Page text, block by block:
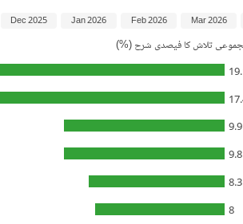
تلاش کا فیصدی شرح (%)
9.9
9.8
8.3
8
Mar 2026
Feb 2026
Jan 2026
Dec 2025